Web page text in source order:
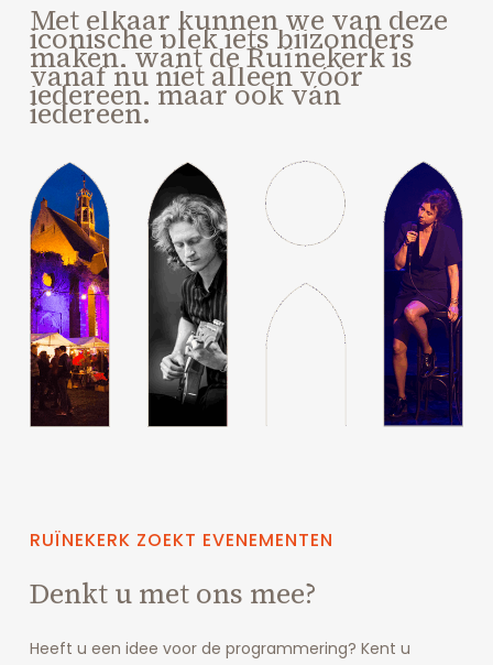
Met elkaar kunnenwe van deze
iconischeplekietsbijzonders
maken,wantdeRuïnekerkis
vanafnunietalleenvóór
iedereen, maarookván
iedereen.
RUÏNEKERK ZOEKT EVENEMENTEN
Denkt u met ons mee?
Heeft u een idee voor de programmering? Kent u